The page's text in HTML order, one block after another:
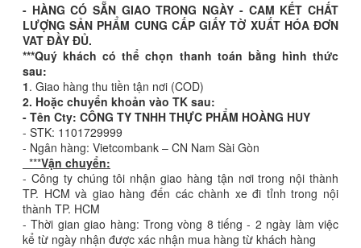
- HÀNG CÓ SẴN GIAO TRONG NGÀY - CAM KẾT CHẤT
LƯỢNG SẢN PHẨM CUNG CẤP GIẤY TỜ XUẤT HÓA ĐƠN
VAT ĐẦY ĐỦ.
***Quý khách có thể chọn thanh toán bằng hình thức
sau:
1. Giao hàng thu tiền tận nơi (COD)
2. Hoặc chuyển khoản vào TK sau:
- Tên Cty: CÔNG TY TNHH THỰC PHẨM HOÀNG HUY
- STK: 1101729999
- Ngân hàng: Vietcombank – CN Nam Sài Gòn
***Vận chuyển:
- Công ty chúng tôi nhận giao hàng tận nơi trong nội thành
TP. HCM và giao hàng đến các chành xe đi tỉnh trong nội
thành TP. HCM
- Thời gian giao hàng: Trong vòng 8 tiếng - 2 ngày làm việc
kể từ ngày nhận được xác nhận mua hàng từ khách hàng